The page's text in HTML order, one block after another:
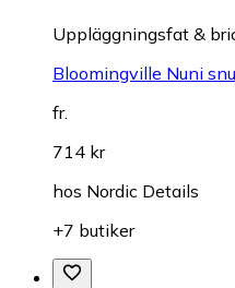
Uppläggningsfat &
Bloomingville Nuni
fr.
714 kr
hos Nordic Details
+7 butiker